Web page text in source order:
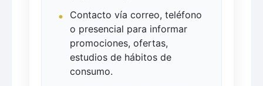
Contacto vía correo, teléfono
o presencial para informar
promociones, ofertas,
estudios de hábitos de
consumo.